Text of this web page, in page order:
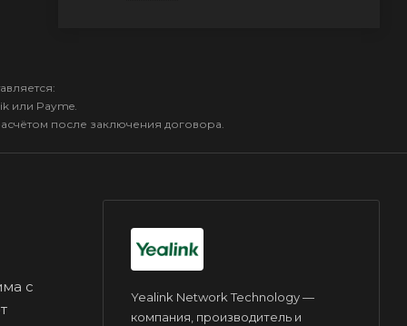
или Payme.
после заключения договора.
с
Yealink Network Technology —
компания, производитель и